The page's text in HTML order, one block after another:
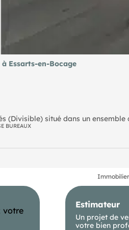
Essarts-en-Bocage
espace en excellent état comme
Restaurants à 2 min en voiture.
Information d'affichage
BUREAUX
votre
Estimateur
Un projet de
votre bien